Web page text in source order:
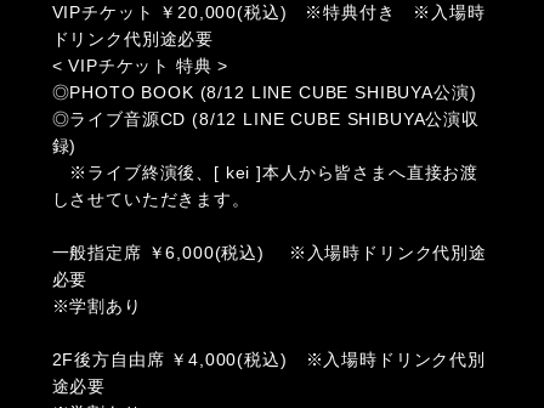
VIPチケット ￥20,000(税込) ※特典付き ※入場時
ドリンク代別途必要
< VIPチケット 特典 >
◎PHOTO BOOK (8/12 LINE CUBE SHIBUYA公演)
◎ライブ音源CD (8/12 LINE CUBE SHIBUYA公演収
録)
※ライブ終演後、[ kei ]本人から皆さまへ直接お渡
しさせていただきます。
一般指定席 ￥6,000(税込) ※入場時ドリンク代別途
必要
※学割あり
2F後方自由席 ￥4,000(税込) ※入場時ドリンク代別
途必要